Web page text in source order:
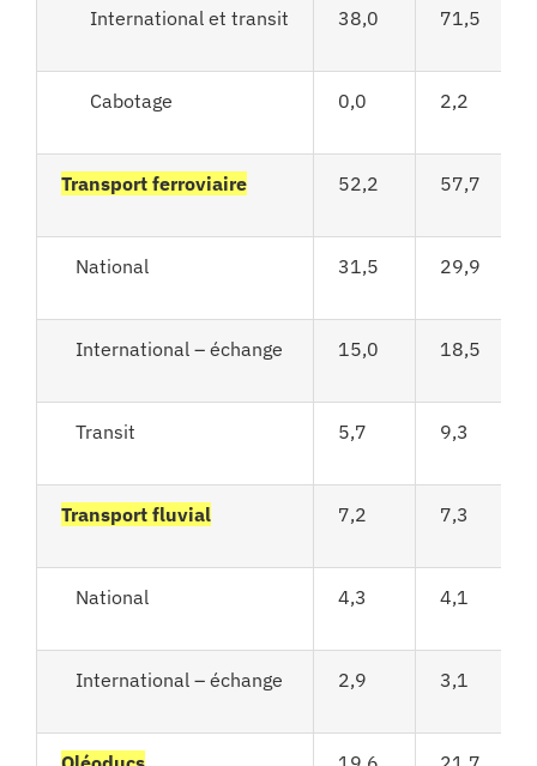
International et transit 38,0 71,5
Cabotage 0,0 2,2
Transport ferroviaire 52,2 57,7
National 31,5 29,9
International – échange 15,0 18,5
Transit 5,7 9,3
Transport fluvial 7,2 7,3
National 4,3 4,1
International – échange 2,9 3,1